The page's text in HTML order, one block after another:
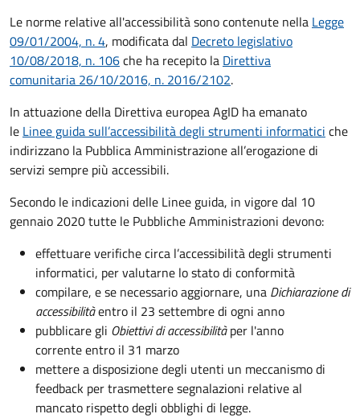
Le norme relative all'accessibilità sono contenute nella Legge
09/01/2004, n. 4, modificata dal Decreto legislativo
10/08/2018, n. 106che ha recepito la Direttiva
comunitaria 26/10/2016, n. 2016/2102.
In attuazione della Direttiva europea AgID ha emanato
le Linee guida sull’accessibilità degli strumenti informatici che
indirizzano la Pubblica Amministrazione all’erogazione di
servizi sempre più accessibili.
Secondo le indicazioni delle Linee guida, in vigore dal 10
gennaio 2020 tutte le Pubbliche Amministrazioni devono:
effettuare verifiche circa l’accessibilità degli strumenti
informatici, per valutarne lo stato di conformità
compilare, e se necessario aggiornare, una Dichiarazione di
accessibilitàentro il 23 settembre di ogni anno
pubblicare gli Obiettivi di accessibilitàper l'anno
corrente entro il 31 marzo
mettere a disposizione degli utenti un meccanismo di
feedback per trasmettere segnalazioni relative al
mancato rispetto degli obblighi di legge.